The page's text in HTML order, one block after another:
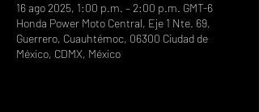
16 ago 2025, 1:00 p.m. – 2:00 p.m. GMT-6
Honda Power Moto Central, Eje 1 Nte. 69,
Guerrero, Cuauhtémoc, 06300 Ciudad de
México, CDMX, México